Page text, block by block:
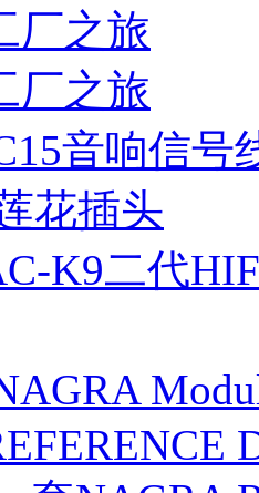
厂之旅
厂之旅
音响信号
花插头
K9二代